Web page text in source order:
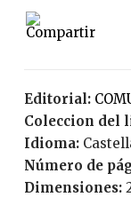
Editorial:
Coleccion del
Idioma:
Número de
Dimensiones: